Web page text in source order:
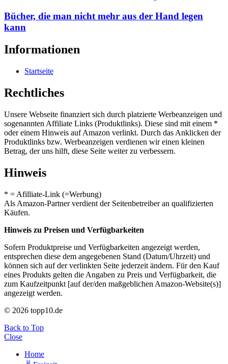
Bücher, die man nicht mehr aus der Hand legen
kann
Informationen
Startseite
Rechtliches
Unsere Webseite finanziert sich durch platzierte Werbeanzeigen und
sogenannten Affiliate Links (Produktlinks). Diese sind mit einem *
oder einem Hinweis auf Amazon verlinkt. Durch das Anklicken der
Produktlinks bzw. Werbeanzeigen verdienen wir einen kleinen
Betrag, der uns hilft, diese Seite weiter zu verbessern.
Hinweis
* = Afilliate-Link (=Werbung)
Als Amazon-Partner verdient der Seitenbetreiber an qualifizierten
Käufen.
Hinweis zu Preisen und Verfügbarkeiten
Sofern Produktpreise und Verfügbarkeiten angezeigt werden,
entsprechen diese dem angegebenen Stand (Datum/Uhrzeit) und
können sich auf der verlinkten Seite jederzeit ändern. Für den Kauf
eines Produkts gelten die Angaben zu Preis und Verfügbarkeit, die
zum Kaufzeitpunkt [auf der/den maßgeblichen Amazon-Website(s)]
angezeigt werden.
© 2026 topp10.de
Back to Top
Close
Home